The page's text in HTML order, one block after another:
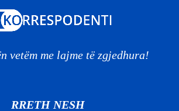
vetëm me lajme të zgjedhura!
RRETH NESH